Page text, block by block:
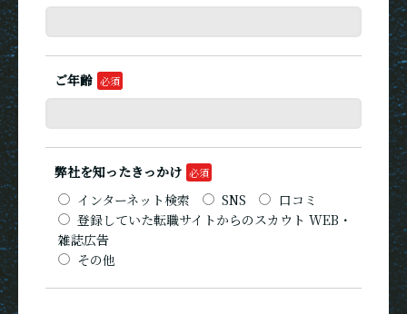
ご年齢
弊社を知ったきっかけ
インターネット検索
SNS
口コミ
登録していた転職サイトからのスカウト WEB・
雑誌広告
その他